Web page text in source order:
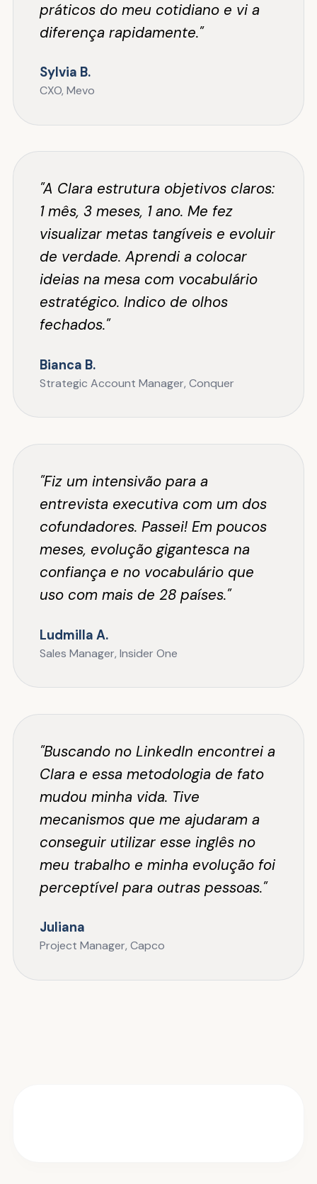
práticos do meu cotidiano e vi a
diferença rapidamente."
Sylvia B.
CXO, Mevo
"A Clara estrutura objetivos claros:
1 mês, 3 meses, 1 ano. Me fez
visualizar metas tangíveis e evoluir
de verdade. Aprendi a colocar
ideias na mesa com vocabulário
estratégico. Indico de olhos
fechados."
Bianca B.
Strategic Account Manager, Conquer
"Fiz um intensivão para a
entrevista executiva com um dos
cofundadores. Passei! Em poucos
meses, evolução gigantesca na
confiança e no vocabulário que
uso com mais de 28 países."
Ludmilla A.
Sales Manager, Insider One
"Buscando no LinkedIn encontrei a
Clara e essa metodologia de fato
mudou minha vida. Tive
mecanismos que me ajudaram a
conseguir utilizar esse inglês no
meu trabalho e minha evolução foi
perceptível para outras pessoas."
Juliana
Project Manager, Capco